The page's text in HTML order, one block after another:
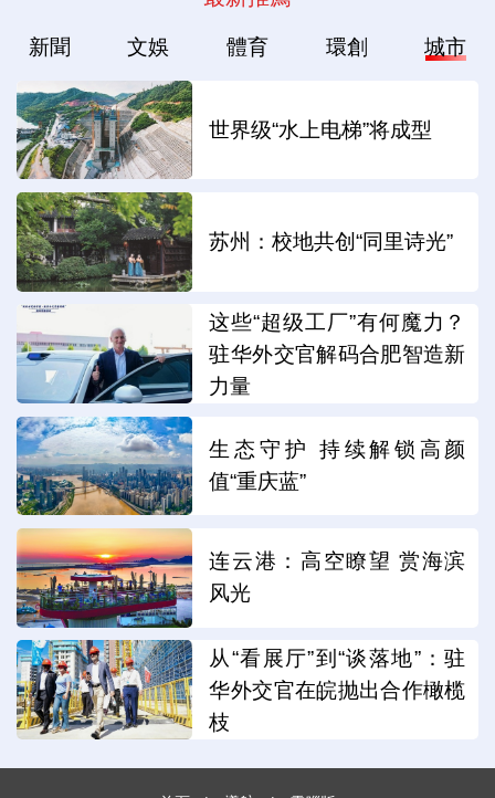
新聞 文娛 體育 環創 城市
世界级“水上电梯”将成型
苏州：校地共创“同里诗光”
这些“超级工厂”有何魔力？
驻华外交官解码合肥智造新
力量
生态守护 持续解锁高颜
值“重庆蓝”
连云港：高空瞭望 赏海滨
风光
从“看展厅”到“谈落地”：驻
华外交官在皖抛出合作橄榄
枝